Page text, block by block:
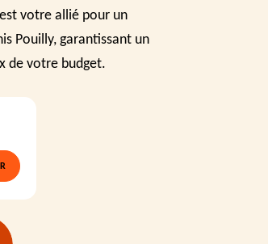
votre allié pour un
Pouilly, garantissant un
de votre budget.